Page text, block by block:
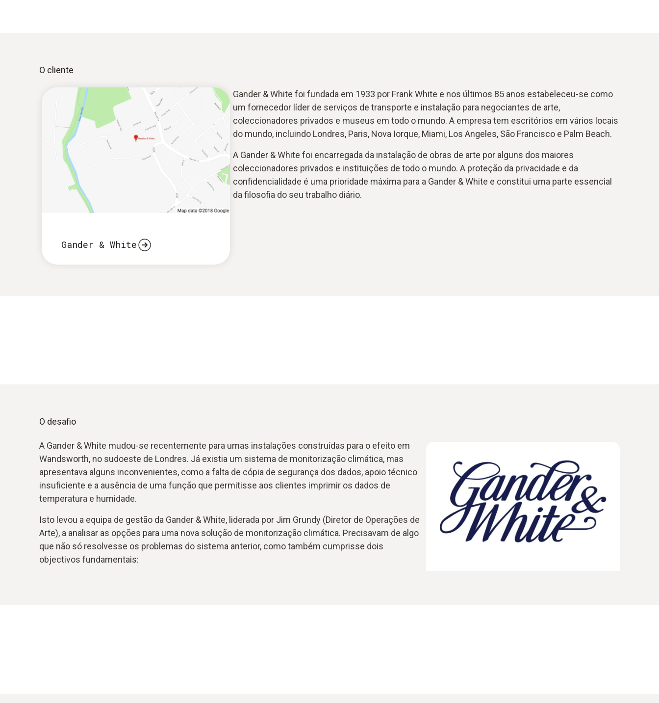
O cliente
Gander & White foi fundada em 1933 por Frank White e nos últimos 85 anos estabeleceu-se como
um fornecedor líder de serviços de transporte e instalação para negociantes de arte,
coleccionadores privados e museus em todo o mundo. A empresa tem escritórios em vários locais
do mundo, incluindo Londres, Paris, Nova Iorque, Miami, Los Angeles, São Francisco e Palm Beach.
A Gander & White foi encarregada da instalação de obras de arte por alguns dos maiores
coleccionadores privados e instituições de todo o mundo. A proteção da privacidade e da
confidencialidade é uma prioridade máxima para a Gander & White e constitui uma parte essencial
da filosofia do seu trabalho diário.
Gander & White
O desafio
A Gander & White mudou-se recentemente para umas instalações construídas para o efeito em
Wandsworth, no sudoeste de Londres. Já existia um sistema de monitorização climática, mas
apresentava alguns inconvenientes, como a falta de cópia de segurança dos dados, apoio técnico
insuficiente e a ausência de uma função que permitisse aos clientes imprimir os dados de
temperatura e humidade.
Isto levou a equipa de gestão da Gander & White, liderada por Jim Grundy (Diretor de Operações de
Arte), a analisar as opções para uma nova solução de monitorização climática. Precisavam de algo
que não só resolvesse os problemas do sistema anterior, como também cumprisse dois
objectivos fundamentais: